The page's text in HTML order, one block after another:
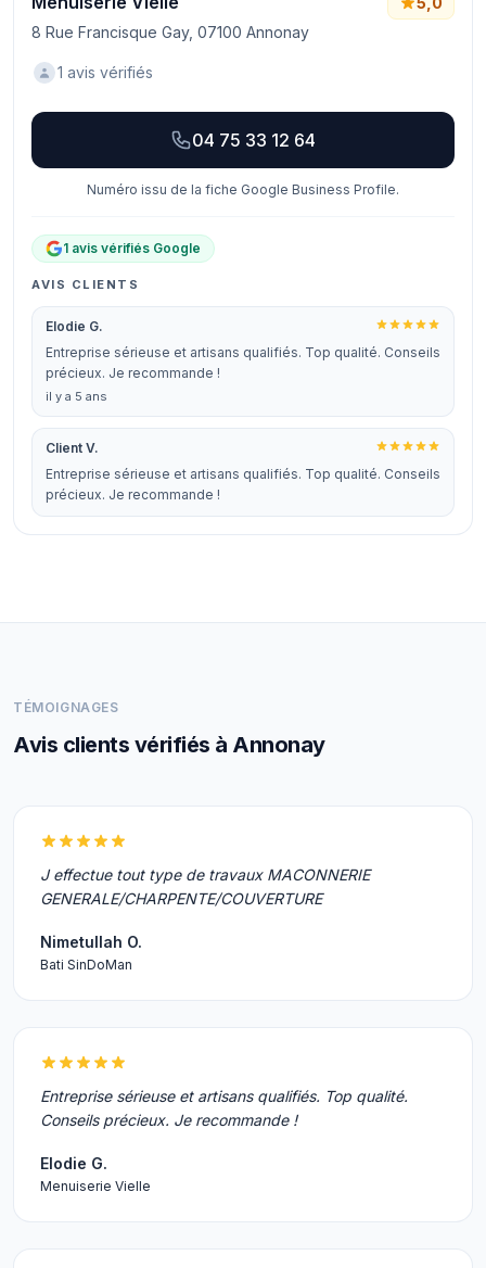
8 Rue Francisque Gay, 07100 Annonay
1 avis vérifiés
04 75 33 12 64
Numéro issu de la fiche Google Business Profile.
1 avis vérifiés Google
AVIS CLIENTS
Elodie G.
Entreprise sérieuse et artisans qualifiés. Top qualité. Conseils
précieux. Je recommande !
il y a 5 ans
Client V.
Entreprise sérieuse et artisans qualifiés. Top qualité. Conseils
précieux. Je recommande !
TÉMOIGNAGES
Avis clients vérifiés à Annonay
J effectue tout type de travaux MACONNERIE
GENERALE/CHARPENTE/COUVERTURE
Nimetullah O.
Bati SinDoMan
Entreprise sérieuse et artisans qualifiés. Top qualité.
Conseils précieux. Je recommande !
Elodie G.
Menuiserie Vielle